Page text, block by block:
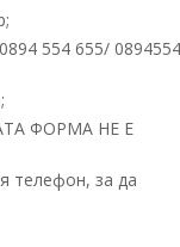
554 655/
ФОРМА НЕ Е
телефон, за да